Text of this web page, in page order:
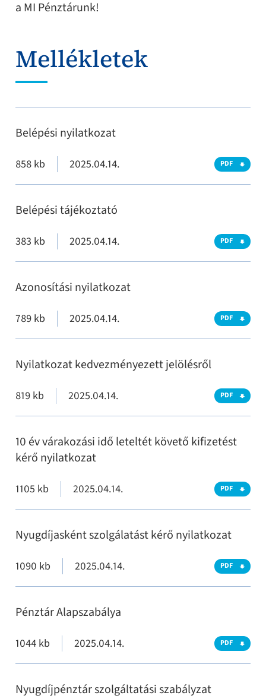
a MI Pénztárunk!
Mellékletek
Belépési nyilatkozat
858 kb 2025.04.14. PDF
Belépési tájékoztató
383 kb 2025.04.14. PDF
Azonosítási nyilatkozat
789 kb 2025.04.14. PDF
Nyilatkozat kedvezményezett jelölésről
819 kb 2025.04.14. PDF
10 év várakozási idő leteltét követő kifizetést
kérő nyilatkozat
1105 kb 2025.04.14. PDF
Nyugdíjasként szolgálatást kérő nyilatkozat
1090 kb 2025.04.14. PDF
Pénztár Alapszabálya
1044 kb 2025.04.14. PDF
Nyugdíjpénztár szolgáltatási szabályzat